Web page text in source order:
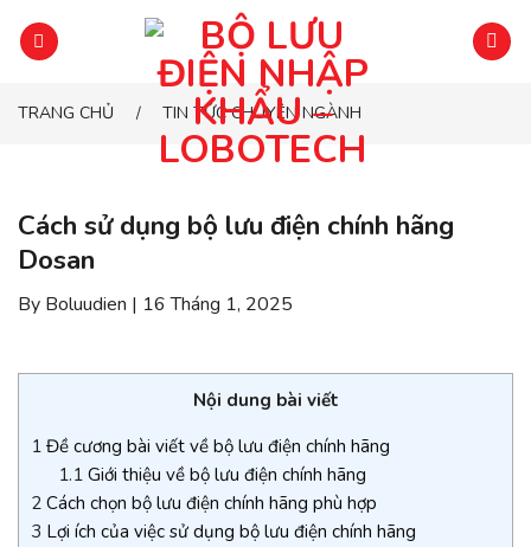
đến
nộiTRANG CHỦ / TIN TỨC CHUYÊN NGÀNH
Cách sử dụng bộ lưu điện chính hãng
Dosan
By Boluudien | 16 Tháng 1, 2025
Nội dung bài viết
1 Đề cương bài viết về bộ lưu điện chính hãng
1.1Giới thiệu về bộ lưu điện chính hãng
2 Cách chọn bộ lưu điện chính hãng phù hợp
3 Lợi ích của việc sử dụng bộ lưu điện chính hãng